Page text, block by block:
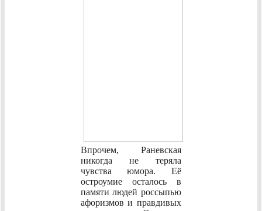
Впрочем, Раневская
никогда не теряла
чувства юмора. Её
остроумие осталось в
памяти людей россыпью
афоризмов и правдивых